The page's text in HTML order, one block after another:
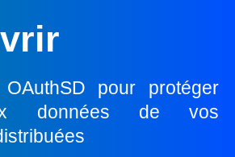
pour protéger
données de vos